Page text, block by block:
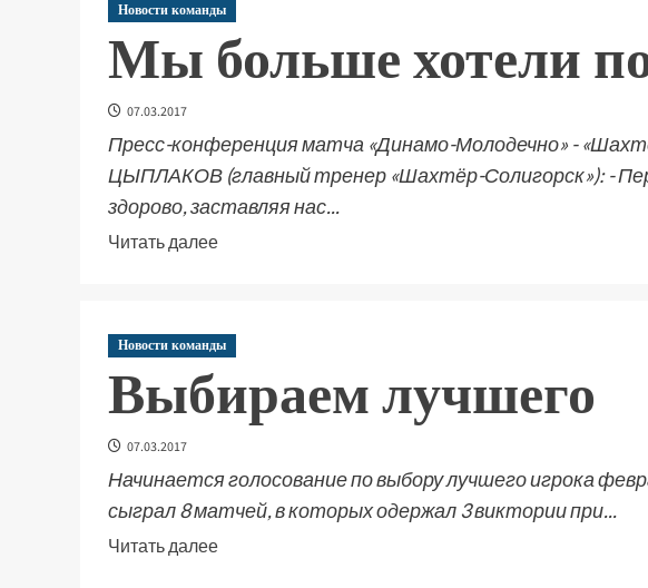
Новости команды
Мы больше хотели
07.03.2017
Пресс-конференция матча «Динамо-Молодечно» -
ЦЫПЛАКОВ (главный тренер «Шахтёр-Солигорск»): -
здорово, заставляя нас...
Читать далее
Новости команды
Выбираем лучшего
07.03.2017
Начинается голосование по выбору лучшего игрока
сыграл 8 матчей, в которых одержал 3 виктории при...
Читать далее